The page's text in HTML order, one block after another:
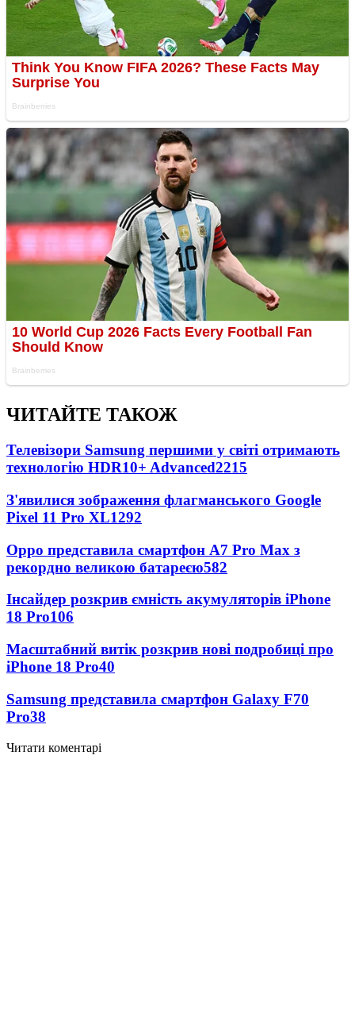
ЧИТАЙТЕ ТАКОЖ
Телевізори Samsung першими у світі отримають
технологію HDR10+ Advanced2215
З'явилися зображення флагманського Google
Pixel 11 Pro XL1292
Oppo представила смартфон A7 Pro Max з
рекордно великою батареєю582
Інсайдер розкрив ємність акумуляторів iPhone
18 Pro106
Масштабний витік розкрив нові подробиці про
iPhone 18 Pro40
Samsung представила смартфон Galaxy F70
Pro38
Читати коментарі